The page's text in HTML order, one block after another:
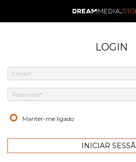
LOGIN
Manter-me ligado